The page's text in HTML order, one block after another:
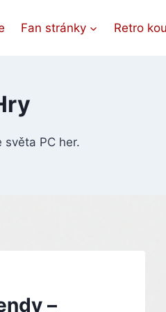
Fan stránky Retro
světa PC her.
–